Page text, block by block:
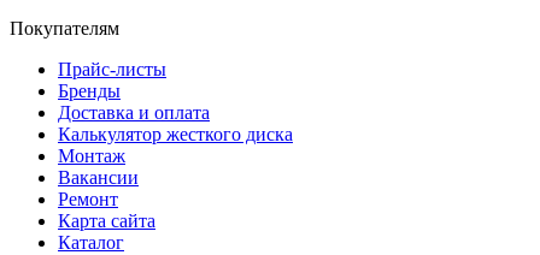
Покупателям
Прайс-листы
Бренды
Доставка и оплата
Калькулятор жесткого диска
Монтаж
Вакансии
Ремонт
Карта сайта
Каталог